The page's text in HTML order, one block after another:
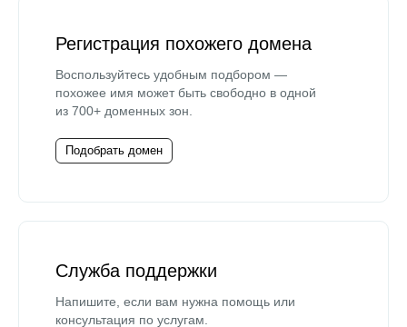
Регистрация похожего домена
Воспользуйтесь удобным подбором —
похожее имя может быть свободно в одной
из 700+ доменных зон.
Подобрать домен
Служба поддержки
Напишите, если вам нужна помощь или
консультация по услугам.